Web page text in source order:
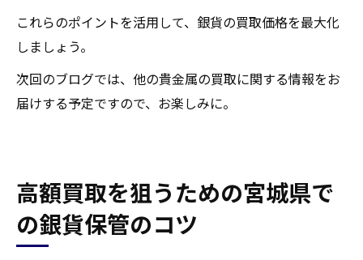
これらのポイントを活用して、銀貨の買取価格を最大化
しましょう。
次回のブログでは、他の貴金属の買取に関する情報をお
届けする予定ですので、お楽しみに。
高額買取を狙うための宮城県で
の銀貨保管のコツ